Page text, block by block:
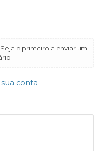
o primeiro a enviar um
conta